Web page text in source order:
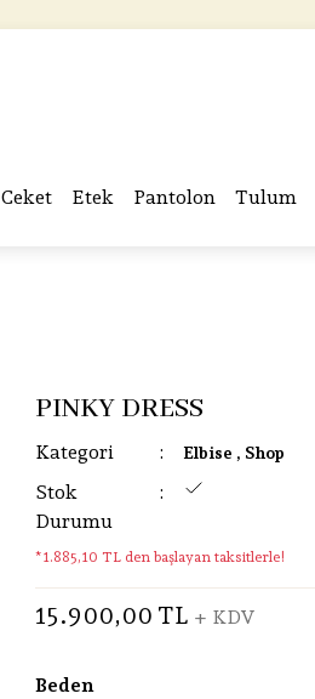
Ceket Etek Pantolon Tulum
PINKY DRESS
Kategori Elbise , Shop
Stok
Durumu
*1.885,10 TL den başlayan taksitlerle!
15.900,00 TL + KDV
Beden